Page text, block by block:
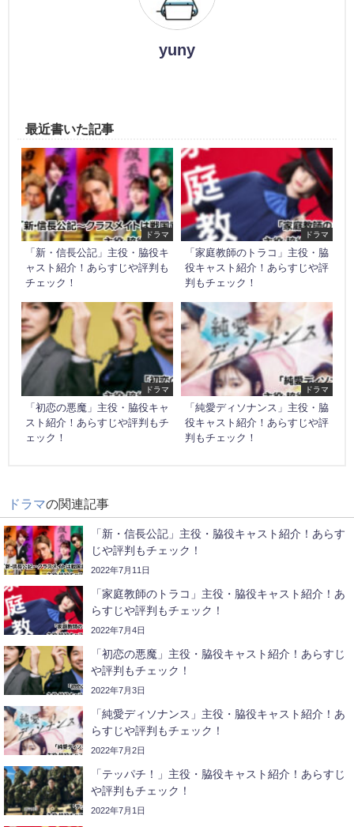
yuny
最近書いた記事
ドラマ
「新・信長公記」主役・脇役キ
ャスト紹介！あらすじや評判も
チェック！
ドラマ
「家庭教師のトラコ」主役・脇
役キャスト紹介！あらすじや評
判もチェック！
ドラマ
「初恋の悪魔」主役・脇役キャ
スト紹介！あらすじや評判もチ
ェック！
ドラマ
「純愛ディソナンス」主役・脇
役キャスト紹介！あらすじや評
判もチェック！
ドラマの関連記事
「新・信長公記」主役・脇役キャスト紹介！あらす
じや評判もチェック！
2022年7月11日
「家庭教師のトラコ」主役・脇役キャスト紹介！あ
らすじや評判もチェック！
2022年7月4日
「初恋の悪魔」主役・脇役キャスト紹介！あらすじ
や評判もチェック！
2022年7月3日
「純愛ディソナンス」主役・脇役キャスト紹介！あ
らすじや評判もチェック！
2022年7月2日
「テッパチ！」主役・脇役キャスト紹介！あらすじ
や評判もチェック！
2022年7月1日